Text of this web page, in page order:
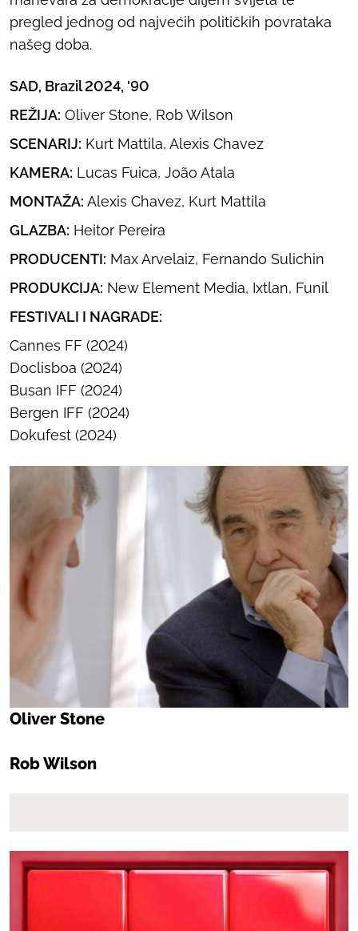
pregled jednog od najvećih političkih povrataka
našeg doba.
SAD, Brazil 2024, '90
REŽIJA: Oliver Stone, Rob Wilson
SCENARIJ: Kurt Mattila, Alexis Chavez
KAMERA: Lucas Fuica, João Atala
MONTAŽA: Alexis Chavez, Kurt Mattila
GLAZBA: Heitor Pereira
PRODUCENTI: Max Arvelaiz, Fernando Sulichin
PRODUKCIJA: New Element Media, Ixtlan, Funil
FESTIVALI I NAGRADE:
Cannes FF (2024)
Doclisboa (2024)
Busan IFF (2024)
Bergen IFF (2024)
Dokufest (2024)
Oliver Stone
Rob Wilson